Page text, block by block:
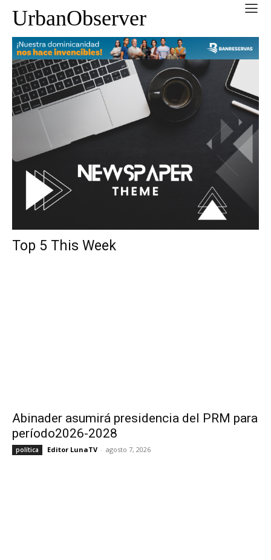
UrbanObserver
Top 5 This Week
Abinader asumirá presidencia del PRM para
período2026-2028
política Editor LunaTV - agosto 7, 2026